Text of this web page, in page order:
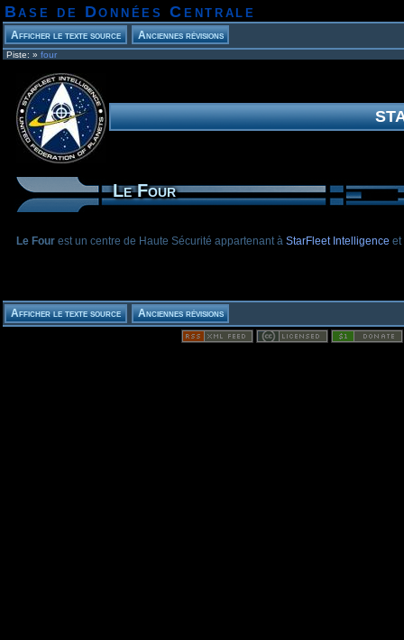
Base de Données Centrale
Piste: » four
Le Four
Le Fourest un centre de Haute Sécurité appartenant à StarFleet Intelligence et